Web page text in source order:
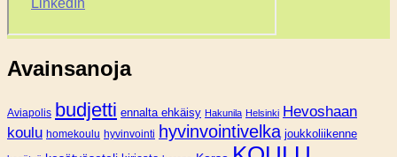
Avainsanoja
Aviapolis budjetti ennalta ehkäisy Hakunila Helsinki Hevoshaan
koulu homekoulu hyvinvointi hyvinvointivelka joukkoliikenne